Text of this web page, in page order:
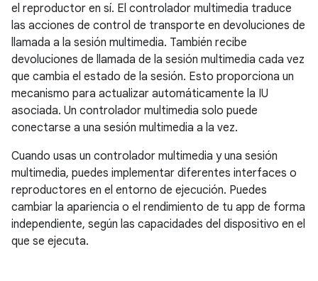
el reproductor en sí. El controlador multimedia traduce
las acciones de control de transporte en devoluciones de
llamada a la sesión multimedia. También recibe
devoluciones de llamada de la sesión multimedia cada vez
que cambia el estado de la sesión. Esto proporciona un
mecanismo para actualizar automáticamente la IU
asociada. Un controlador multimedia solo puede
conectarse a una sesión multimedia a la vez.
Cuando usas un controlador multimedia y una sesión
multimedia, puedes implementar diferentes interfaces o
reproductores en el entorno de ejecución. Puedes
cambiar la apariencia o el rendimiento de tu app de forma
independiente, según las capacidades del dispositivo en el
que se ejecuta.